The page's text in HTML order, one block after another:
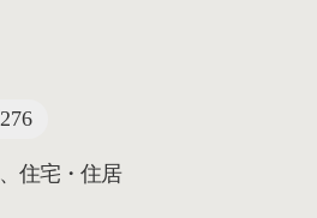
住宅・住居